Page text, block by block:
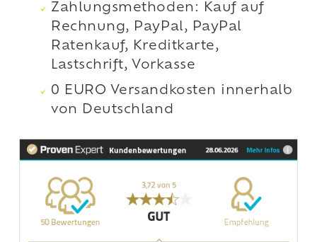
Zahlungsmethoden: Kauf auf
Rechnung, PayPal, PayPal
Ratenkauf, Kreditkarte,
Lastschrift, Vorkasse
0 EURO Versandkosten innerhalb
von Deutschland